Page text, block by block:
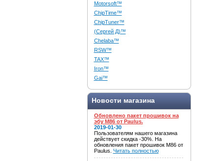
Motorsoft™
ChipTime™
ChipTuner™
(Сергей Д)™
Chelaba™
RSW™
TAX™
Iron™
Gai™
Новости магазина
Обновлено пакет прошивок на
эбу M86 от Paulus.
2019-01-30
Пользователям нашего магазина
действует скидка -30%. На
обновления пакет прошивок M86 от
Paulus. Читать полностью